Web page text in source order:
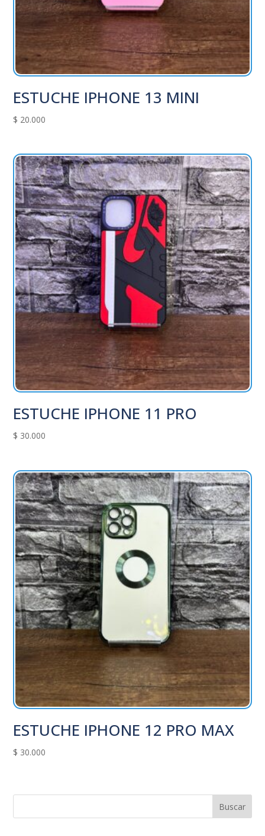
ESTUCHE IPHONE 13 MINI
$ 20.000
ESTUCHE IPHONE 11 PRO
$ 30.000
ESTUCHE IPHONE 12 PRO MAX
$ 30.000
Buscar